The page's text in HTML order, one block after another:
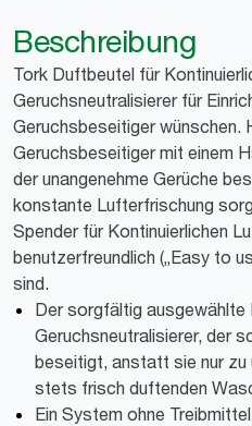
Beschreibung
Tork Duftbeutel für
Geruchsneutralisierer für
Geruchsbeseitiger wünschen.
Geruchsbeseitiger mit einem
der unangenehme Gerüche
konstante Lufterfrischung
Spender für Kontinuierlichen
benutzerfreundlich („Easy to
sind.
Der sorgfältig ausgewählte
Geruchsneutralisierer, der
beseitigt, anstatt sie nur zu
stets frisch duftenden
Ein System ohne